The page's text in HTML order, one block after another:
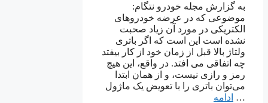
به گزارش مجله خودرو نتگام:
موضوعی که در عرضه خودروهای
الکتریکی در مورد آن زیاد صحبت
نشده است این است که اگر باتری
ولتاژ بالا قبل از زمان خود از کار بیفتد
چه اتفاقی می افتد. در واقع، این هیچ
رمز و رازی نیست، و از همان ابتدا
می‌توان باتری را با تعویض یک ماژول
… ادامه